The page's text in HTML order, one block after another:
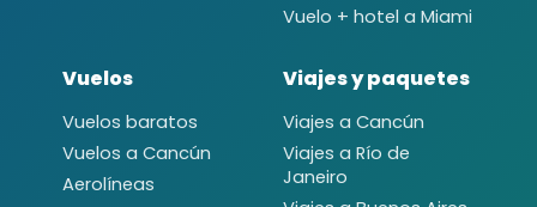
Vuelo + hotel a Miami
Vuelos
Vuelos baratos
Vuelos a Cancún
Aerolíneas
Viajes y paquetes
Viajes a Cancún
Viajes a Río de
Janeiro